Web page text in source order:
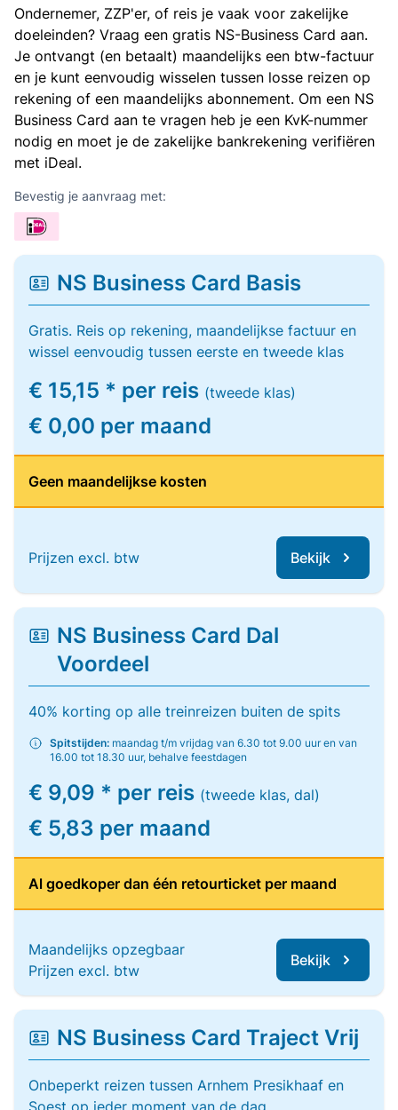
Ondernemer, ZZP'er, of reis je vaak voor zakelijke
doeleinden? Vraag een gratis NS-Business Card aan.
Je ontvangt (en betaalt) maandelijks een btw-factuur
en je kunt eenvoudig wisselen tussen losse reizen op
rekening of een maandelijks abonnement. Om een NS
Business Card aan te vragen heb je een KvK-nummer
nodig en moet je de zakelijke bankrekening verifiëren
met iDeal.
Bevestig je aanvraag met:
NS Business Card Basis
Gratis. Reis op rekening, maandelijkse factuur en
wissel eenvoudig tussen eerste en tweede klas
€ 15,15 * per reis (tweede klas)
€ 0,00 per maand
Geen maandelijkse kosten
Prijzen excl. btw Bekijk
NS Business Card Dal
Voordeel
40% korting op alle treinreizen buiten de spits
Spitstijden: maandag t/m vrijdag van 6.30 tot 9.00 uur en van
16.00 tot 18.30 uur, behalve feestdagen
€ 9,09 * per reis (tweede klas, dal)
€ 5,83 per maand
Al goedkoper dan één retourticket per maand
Maandelijks opzegbaar
Prijzen excl. btw
Bekijk
NS Business Card Traject Vrij
Onbeperkt reizen tussen Arnhem Presikhaaf en
Soest op ieder moment van de dag